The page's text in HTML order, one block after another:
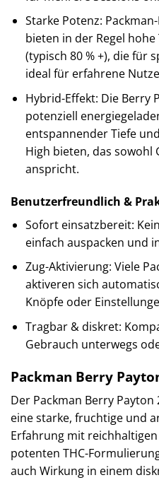
Starke Potenz:
bieten in der Regel
(typisch 80 % +), die für
ideal für erfahrene
Hybrid-Effekt: Die Berry
potenziell
entspannender Tiefe
High bieten, das sowohl
anspricht.
Benutzerfreundlich &
Sofort einsatzbereit:
einfach auspacken und
Zug-Aktivierung: Viele
aktiveren sich
Knöpfe oder
Tragbar & diskret:
Gebrauch unterwegs
Packman Berry
Der Packman Berry
eine starke, fruchtige und
Erfahrung mit
potenten THC-
auch Wirkung in einem